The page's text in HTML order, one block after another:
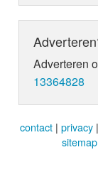
Adverteren
13364828
contact | privacy |
sitemap